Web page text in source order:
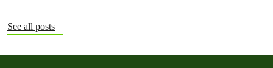
See all posts